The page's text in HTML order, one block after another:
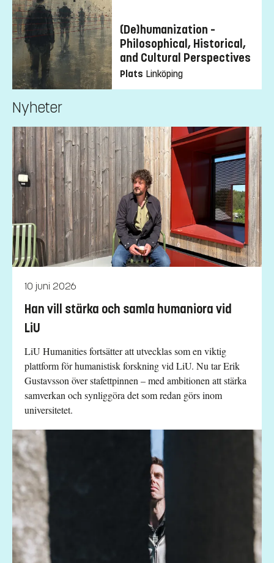
(De)humanization –
Philosophical, Historical,
and Cultural Perspectives
Plats Linköping
Nyheter
10 juni 2026
Han vill stärka och samla humaniora vid
LiU
LiU Humanities fortsätter att utvecklas som en viktig
plattform för humanistisk forskning vid LiU. Nu tar Erik
Gustavsson över stafettpinnen – med ambitionen att stärka
samverkan och synliggöra det som redan görs inom
universitetet.